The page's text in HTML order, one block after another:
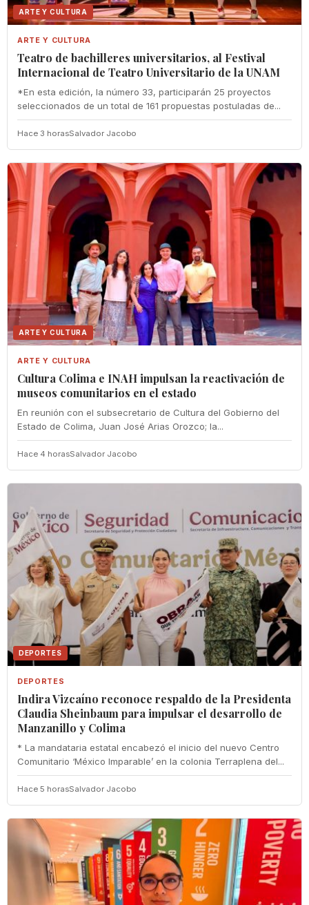
ARTE Y CULTURA
ARTE Y CULTURA
Teatro de bachilleres universitarios, al Festival
Internacional de Teatro Universitario de la UNAM
*En esta edición, la número 33, participarán 25 proyectos
seleccionados de un total de 161 propuestas postuladas de...
Hace 3 horasSalvador Jacobo
ARTE Y CULTURA
ARTE Y CULTURA
Cultura Colima e INAH impulsan la reactivación de
museos comunitarios en el estado
En reunión con el subsecretario de Cultura del Gobierno del
Estado de Colima, Juan José Arias Orozco; la...
Hace 4 horasSalvador Jacobo
DEPORTES
DEPORTES
Indira Vizcaíno reconoce respaldo de la Presidenta
Claudia Sheinbaum para impulsar el desarrollo de
Manzanillo y Colima
* La mandataria estatal encabezó el inicio del nuevo Centro
Comunitario ‘México Imparable’ en la colonia Terraplena del...
Hace 5 horasSalvador Jacobo